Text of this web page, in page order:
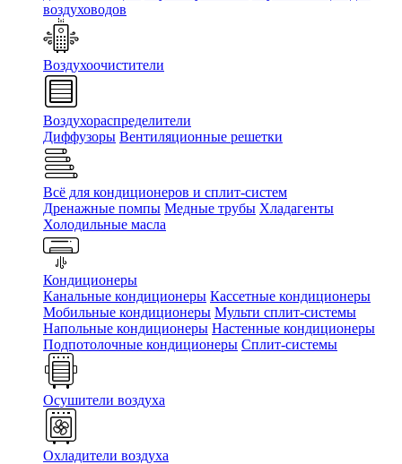
воздуховодов
Воздухоочистители
Воздухораспределители
Диффузоры Вентиляционные решетки
Всё для кондиционеров и сплит-систем
Дренажные помпы Медные трубы Хладагенты
Холодильные масла
Кондиционеры
Канальные кондиционеры Кассетные кондиционеры
Мобильные кондиционеры Мульти сплит-системы
Напольные кондиционеры Настенные кондиционеры
Подпотолочные кондиционеры Сплит-системы
Осушители воздуха
Охладители воздуха